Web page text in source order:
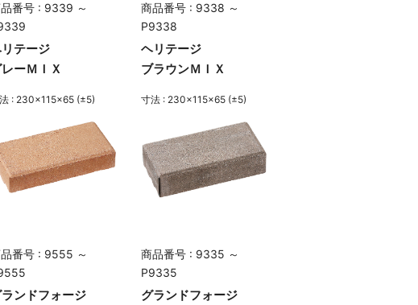
番号 : 9339 ～
テージ
ーＭＩＸ
: 230×115×65 (±5)
商品番号 : 9338 ～
P9338
ヘリテージ
ブラウンＭＩＸ
寸法 : 230×115×65 (±5)
番号 : 9555 ～
ンドフォージ
商品番号 : 9335 ～
P9335
グランドフォージ